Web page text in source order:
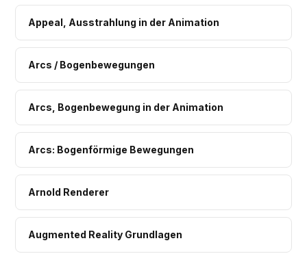
Appeal, Ausstrahlung in der Animation
Arcs / Bogenbewegungen
Arcs, Bogenbewegung in der Animation
Arcs: Bogenförmige Bewegungen
Arnold Renderer
Augmented Reality Grundlagen